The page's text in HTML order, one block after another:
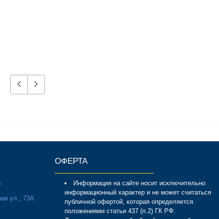
ул., 73А
ОФЕРТА
Информация на сайте носит исключительно
информационный характер и не может считаться
публичной офертой, которая определяется
положениями статьи 437 (п.2) ГК РФ.